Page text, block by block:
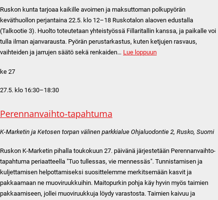
Ruskon kunta tarjoaa kaikille avoimen ja maksuttoman polkupyörän
keväthuollon perjantaina 22.5. klo 12–18 Ruskotalon alaoven edustalla
(Talkootie 3). Huolto toteutetaan yhteistyössä Fillaritallin kanssa, ja paikalle voi
tulla ilman ajanvarausta. Pyörän perustarkastus, kuten ketjujen rasvaus,
vaihteiden ja jarrujen säätö sekä renkaiden… Lue loppuun
ke 27
27.5. klo 16:30–18:30
Perennanvaihto-tapahtuma
K-Marketin ja Ketosen torpan välinen parkkialue Ohjaluodontie 2, Rusko, Suomi
Ruskon K-Marketin pihalla toukokuun 27. päivänä järjestetään Perennanvaihto-
tapahtuma periaatteella "Tuo tullessas, vie mennessäs". Tunnistamisen ja
kuljettamisen helpottamiseksi suosittelemme merkitsemään kasvit ja
pakkaamaan ne muoviruukkuihin. Maitopurkin pohja käy hyvin myös taimien
pakkaamiseen, jollei muoviruukkuja löydy varastosta. Taimien kaivuu ja